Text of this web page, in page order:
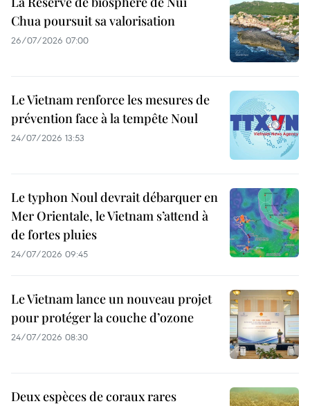
Chua poursuit sa valorisation
26/07/2026 07:00
Le Vietnam renforce les mesures de
prévention face à la tempête Noul
24/07/2026 13:53
Le typhon Noul devrait débarquer en
Mer Orientale, le Vietnam s’attend à
de fortes pluies
24/07/2026 09:45
Le Vietnam lance un nouveau projet
pour protéger la couche d’ozone
24/07/2026 08:30
Deux espèces de coraux rares